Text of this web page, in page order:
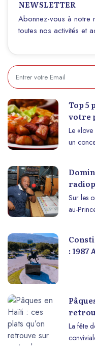
des plus
de
secrètes
plages
NEWSLETTER
Abonnez-vous à notre
toutes nos activités et
Top 5
votre
Le
un
de
voici les
Saint-
défis
Sur les
au-
Dominik
depuis
depuis
faire
: 1987
La fête